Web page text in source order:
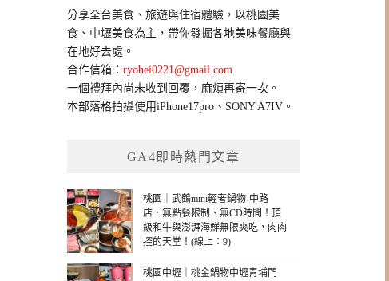
鍵
字:
分享全台美食、旅遊與住宿體驗，以桃園美
食、中壢美食為主，帶你發掘各地美味餐廳與
在地好去處。
合作信箱：ryohei0221@gmail.com
一個禮拜內尚未收到回覆，麻煩再寄一次。
本部落格拍攝使用iPhone17pro、SONY A7IV。
GA4即時熱門文章
桃園｜武鶴mini輕奢鍋物-中路
店．無點餐限制、無CD時間！頂
級和牛與澎湃海鮮無限爽吃，肉肉
控的天堂！(線上：9)
桃園中壢｜桃金鍋物中壢青埔門